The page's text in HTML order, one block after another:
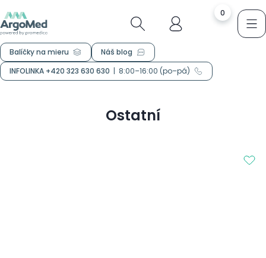
0
Balíčky na mieru
Náš blog
INFOLINKA +420 323 630 630 | 8:00–16:00 (po–pá)
Ostatní